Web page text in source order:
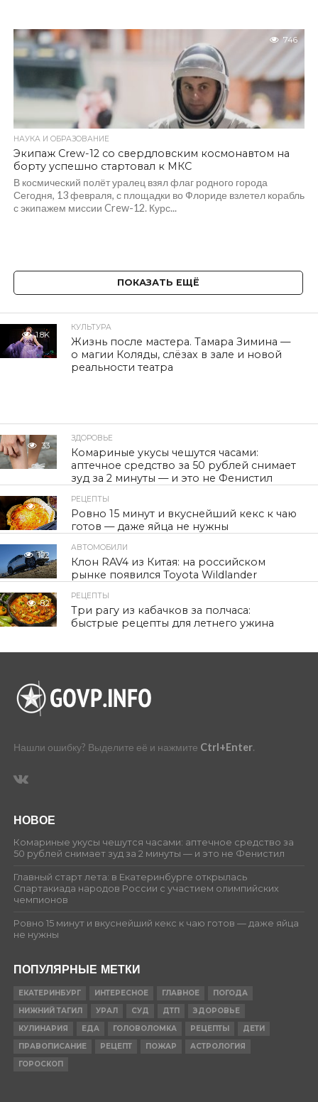
746
НАУКА И ОБРАЗОВАНИЕ
Экипаж Crew-12 со свердловским космонавтом на
борту успешно стартовал к МКС
В космический полёт уралец взял флаг родного города
Сегодня, 13 февраля, с площадки во Флориде взлетел корабль
с экипажем миссии Crew-12. Курс...
ПОКАЗАТЬ ЕЩЁ
1.8K
КУЛЬТУРА
Жизнь после мастера. Тамара Зимина —
о магии Коляды, слёзах в зале и новой
реальности театра
33
ЗДОРОВЬЕ
Комариные укусы чешутся часами:
аптечное средство за 50 рублей снимает
зуд за 2 минуты — и это не Фенистил
49
РЕЦЕПТЫ
Ровно 15 минут и вкуснейший кекс к чаю
готов — даже яйца не нужны
102
АВТОМОБИЛИ
Клон RAV4 из Китая: на российском
рынке появился Toyota Wildlander
82
РЕЦЕПТЫ
Три рагу из кабачков за полчаса:
быстрые рецепты для летнего ужина
Нашли ошибку? Выделите её и нажмите Ctrl+Enter.
НОВОЕ
Комариные укусы чешутся часами: аптечное средство за
50 рублей снимает зуд за 2 минуты — и это не Фенистил
Главный старт лета: в Екатеринбурге открылась
Спартакиада народов России с участием олимпийских
чемпионов
Ровно 15 минут и вкуснейший кекс к чаю готов — даже яйца
не нужны
ПОПУЛЯРНЫЕ МЕТКИ
ЕКАТЕРИНБУРГ ИНТЕРЕСНОЕ ГЛАВНОЕ
ПОГОДА
НИЖНИЙ ТАГИЛ
УРАЛ СУД ДТП
ЗДОРОВЬЕ
КУЛИНАРИЯ
ЕДА ГОЛОВОЛОМКА РЕЦЕПТЫ
ДЕТИ
ПРАВОПИСАНИЕ
РЕЦЕПТ ПОЖАР
АСТРОЛОГИЯ
ГОРОСКОП